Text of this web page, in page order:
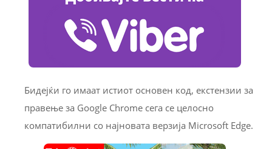
Бидејќи го имаат истиот основен код, екстензии за
правење за Google Chrome сега се целосно
компатибилни со најновата верзија Microsoft Edge.